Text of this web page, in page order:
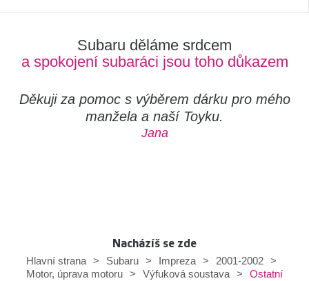
Subaru děláme srdcem
a spokojení subaráci jsou toho důkazem
Děkuji za pomoc s výběrem dárku pro mého
manžela a naší Toyku.
Jana
Nacházíš se zde
Hlavní strana
> Subaru > Impreza > 2001-2002
>
Motor, úprava motoru > Výfuková soustava > Ostatní